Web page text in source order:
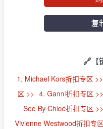
复
🔗【
1. Michael Kors折扣专区 >>
区 >> 4. Ganni折扣专区 >>
See By Chloé折扣专区 >>
Vivienne Westwood折扣专